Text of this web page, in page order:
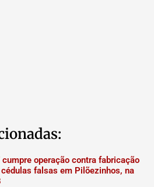
cumpre operação contra fabricação
falsas em Pilõezinhos, na